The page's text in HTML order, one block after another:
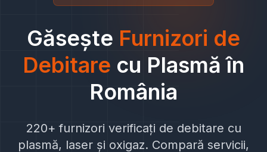
Găsește Furnizori de
Debitare cu Plasmă în
România
220+ furnizori verificați de debitare cu
plasmă, laser și oxigaz. Compară servicii,